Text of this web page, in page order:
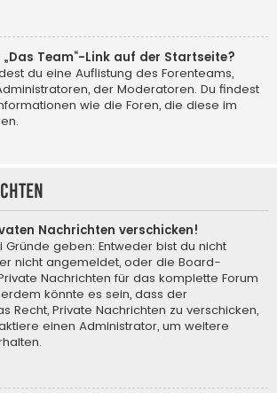
Team“-Link auf der Startseite?
du eine Auflistung des Forenteams,
der Moderatoren. Du findest
wie die Foren, die diese im
Nachrichten verschicken!
Gründe geben: Entweder bist du nicht
nicht angemeldet, oder die Board-
Nachrichten für das komplette Forum
könnte es sein, dass der
Recht, Private Nachrichten zu verschicken,
einen Administrator, um weitere